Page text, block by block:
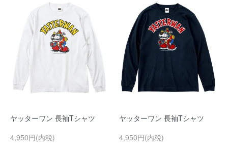
ヤッターワン 長袖Tシャツ
4,950円(内税)
ヤッターワン 長袖Tシャツ
4,950円(内税)